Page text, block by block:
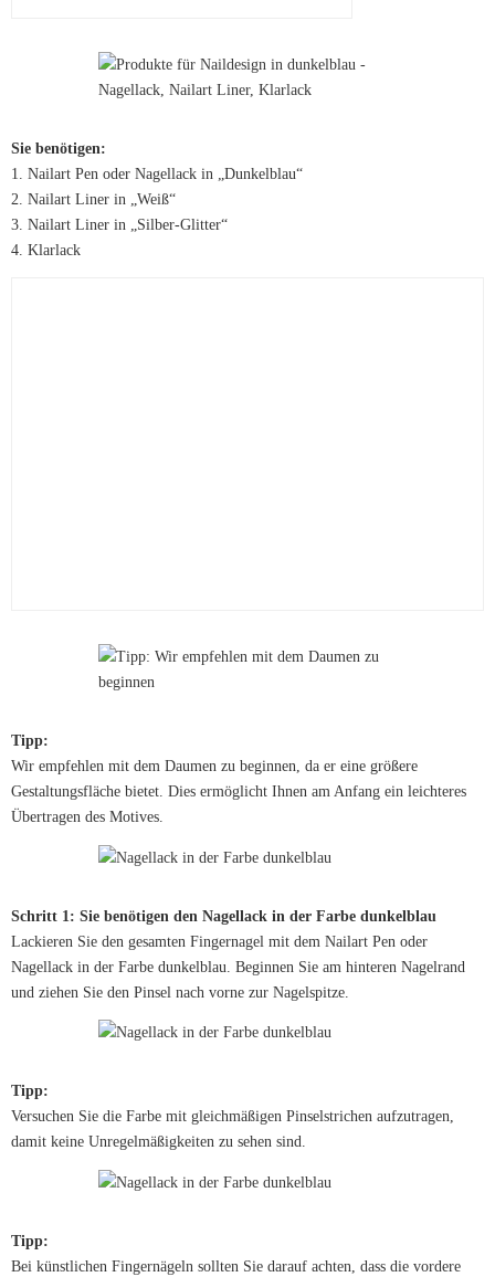
Sie benötigen:
1. Nailart Pen oder Nagellack in „Dunkelblau“
2. Nailart Liner in „Weiß“
3. Nailart Liner in „Silber-Glitter“
4. Klarlack
Tipp:
Wir empfehlen mit dem Daumen zu beginnen, da er eine größere
Gestaltungsfläche bietet. Dies ermöglicht Ihnen am Anfang ein leichteres
Übertragen des Motives.
Schritt 1: Sie benötigen den Nagellack in der Farbe dunkelblau
Lackieren Sie den gesamten Fingernagel mit dem Nailart Pen oder
Nagellack in der Farbe dunkelblau. Beginnen Sie am hinteren Nagelrand
und ziehen Sie den Pinsel nach vorne zur Nagelspitze.
Tipp:
Versuchen Sie die Farbe mit gleichmäßigen Pinselstrichen aufzutragen,
damit keine Unregelmäßigkeiten zu sehen sind.
Tipp:
Bei künstlichen Fingernägeln sollten Sie darauf achten, dass die vordere